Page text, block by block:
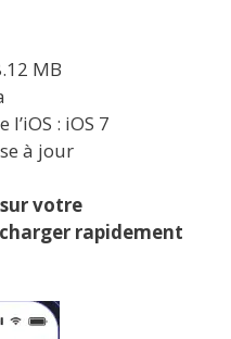
MB
: iOS 7
à jour
votre
rapidement